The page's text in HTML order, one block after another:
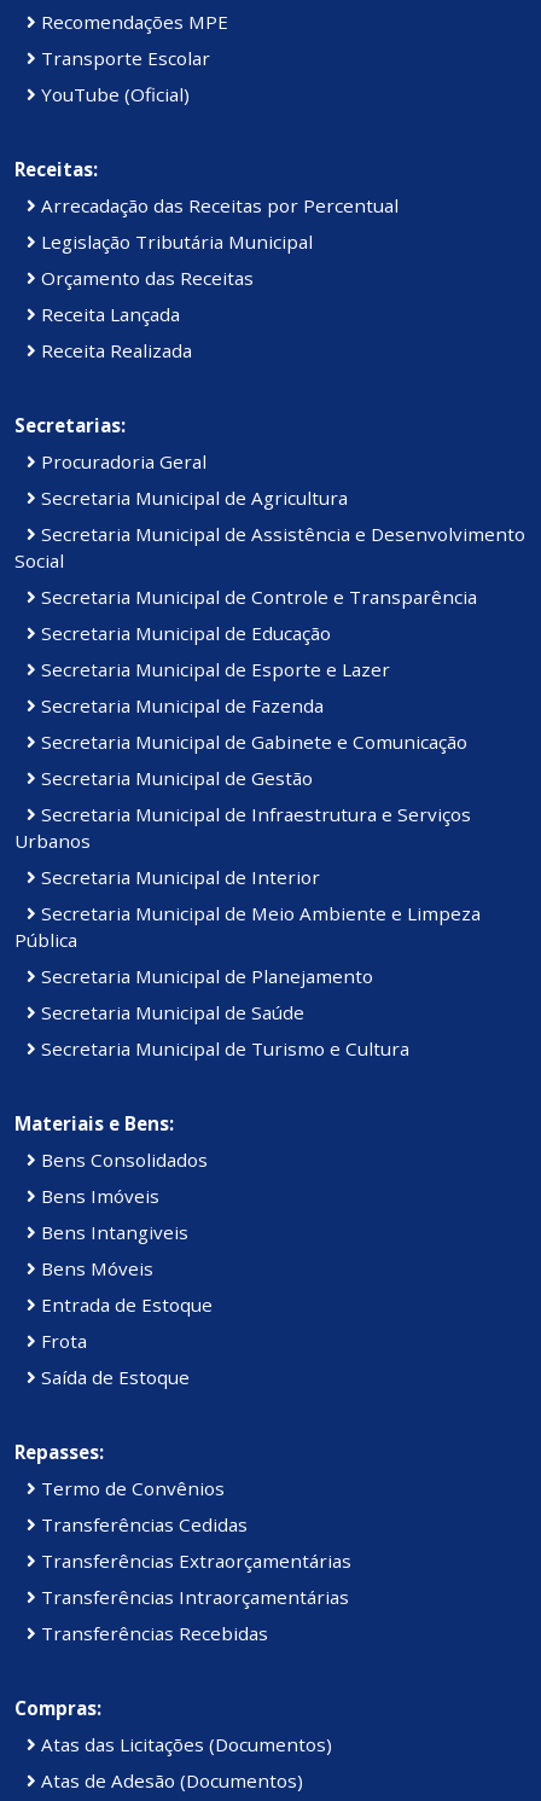
Recomendações MPE
Transporte Escolar
YouTube (Oficial)
Receitas:
Arrecadação das Receitas por Percentual
Legislação Tributária Municipal
Orçamento das Receitas
Receita Lançada
Receita Realizada
Secretarias:
Procuradoria Geral
Secretaria Municipal de Agricultura
Secretaria Municipal de Assistência e Desenvolvimento
Social
Secretaria Municipal de Controle e Transparência
Secretaria Municipal de Educação
Secretaria Municipal de Esporte e Lazer
Secretaria Municipal de Fazenda
Secretaria Municipal de Gabinete e Comunicação
Secretaria Municipal de Gestão
Secretaria Municipal de Infraestrutura e Serviços
Urbanos
Secretaria Municipal de Interior
Secretaria Municipal de Meio Ambiente e Limpeza
Pública
Secretaria Municipal de Planejamento
Secretaria Municipal de Saúde
Secretaria Municipal de Turismo e Cultura
Materiais e Bens:
Bens Consolidados
Bens Imóveis
Bens Intangiveis
Bens Móveis
Entrada de Estoque
Frota
Saída de Estoque
Repasses:
Termo de Convênios
Transferências Cedidas
Transferências Extraorçamentárias
Transferências Intraorçamentárias
Transferências Recebidas
Compras:
Atas das Licitações (Documentos)
Atas de Adesão (Documentos)